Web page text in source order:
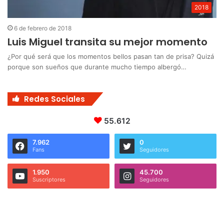
2018
6 de febrero de 2018
Luis Miguel transita su mejor momento
¿Por qué será que los momentos bellos pasan tan de prisa? Quizá
porque son sueños que durante mucho tiempo albergó…
Redes Sociales
55.612
7.962
Fans
0
Seguidores
1.950
Suscriptores
45.700
Seguidores